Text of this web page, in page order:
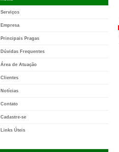
Serviços
Empresa
Principais Pragas
Dúvidas Frequentes
Área de Atuação
Clientes
Notícias
Contato
Cadastre-se
Links Úteis